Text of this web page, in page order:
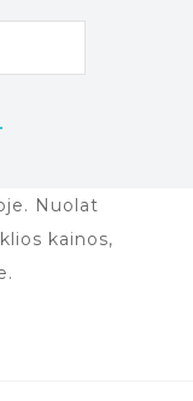
Nuolat
kainos,